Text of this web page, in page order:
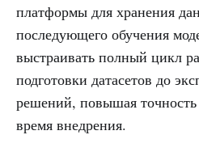
платформы для хранения
последующего обучения
выстраивать полный цикл
подготовки датасетов до
решений, повышая
время внедрения.